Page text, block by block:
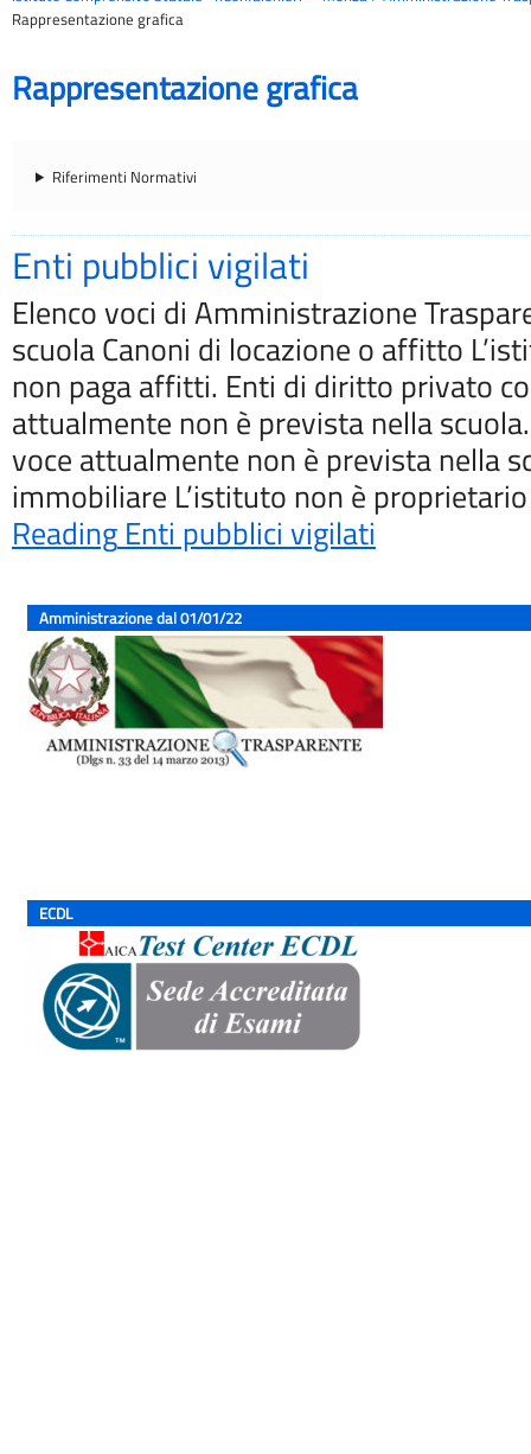
Rappresentazione grafica
Rappresentazione grafica
Riferimenti Normativi
Enti pubblici vigilati
Elenco voci di Amministrazione
scuola Canoni di locazione o affitto
non paga affitti. Enti di diritto privato
attualmente non è prevista nella
voce attualmente non è prevista nella
immobiliare L’istituto non è
Reading Enti pubblici vigilati
Amministrazione dal 01/01/22
ECDL